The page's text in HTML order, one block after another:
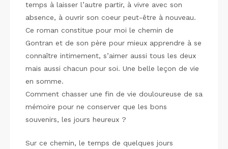
temps à laisser l’autre partir, à vivre avec son
absence, à ouvrir son coeur peut-être à nouveau.
Ce roman constitue pour moi le chemin de
Gontran et de son père pour mieux apprendre à se
connaître intimement, s’aimer aussi tous les deux
mais aussi chacun pour soi. Une belle leçon de vie
en somme.
Comment chasser une fin de vie douloureuse de sa
mémoire pour ne conserver que les bons
souvenirs, les jours heureux ?
Sur ce chemin, le temps de quelques jours